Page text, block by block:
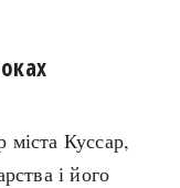
Куссар,
і його